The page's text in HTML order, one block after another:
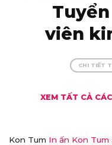
viên
KonCHI TIẾT
XEM TẤT CẢ
Kon Tum In ấn Kon Tum